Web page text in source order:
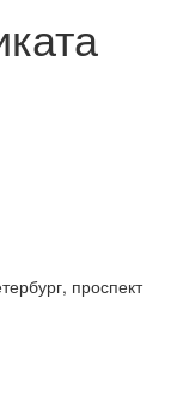
проспект